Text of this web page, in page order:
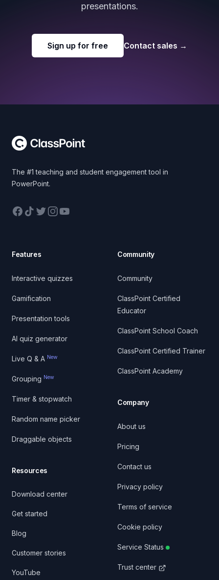
presentations.
Sign up for free Contact sales →
The #1 teaching and student engagement tool in
PowerPoint.
Facebook
TikTokTwitterInstagram
YouTube
Features
Interactive quizzes
Gamification
Presentation tools
AI quiz generator
Live Q & A New
Grouping New
Timer & stopwatch
Random name picker
Draggable objects
Resources
Download center
Get started
Blog
Customer stories
YouTube
Community
Community
ClassPoint Certified
Educator
ClassPoint School Coach
ClassPoint Certified Trainer
ClassPoint Academy
Company
About us
Pricing
Contact us
Privacy policy
Terms of service
Cookie policy
Service Status
Trust center